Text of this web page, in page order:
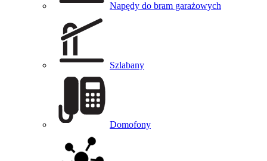
Napędy do bram garażowych
Szlabany
Domofony